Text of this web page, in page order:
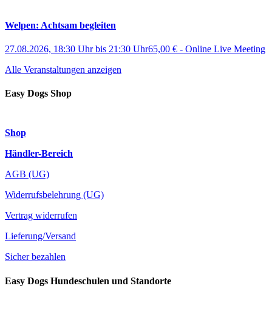
Welpen: Achtsam begleiten
27.08.2026, 18:30 Uhrbis 21:30 Uhr65,00 € - Online Live Meeting
Alle Veranstaltungen anzeigen
Easy Dogs Shop
Shop
Händler-Bereich
AGB (UG)
Widerrufsbelehrung (UG)
Vertrag widerrufen
Lieferung/Versand
Sicher bezahlen
Easy Dogs Hundeschulen und Standorte